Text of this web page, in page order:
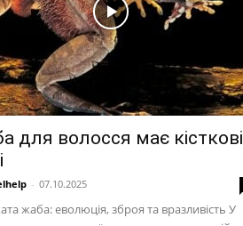
для волосся має кісткові
- 07.10.2025
жаба: еволюція, зброя та вразливість У